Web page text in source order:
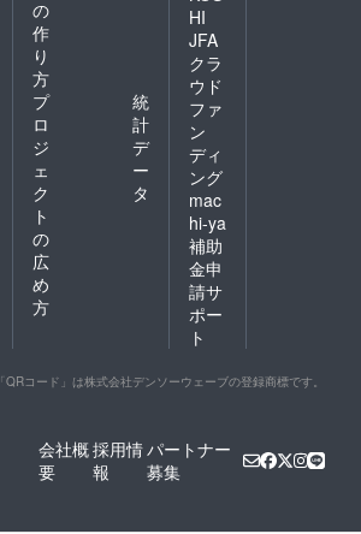
の
作
り
方
プ
ロ
ジ
ェ
ク
ト
の
広
め
方
統
計
デ
ー
タ
HI
JFA
クラ
ウド
ファ
ン
ディ
ング
mac
hi-ya
補助
金申
請サ
ポー
ト
「QRコード」は株式会社デンソーウェーブの登録商標です。
会社概
要
採用情
報
パートナー
募集